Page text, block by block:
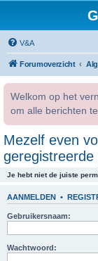
V&A
Forumoverzicht
Welkom op het
om alle berichten
Mezelf even
geregistreerde
Je hebt niet de juiste
AANMELDEN •
Gebruikersnaam:
Wachtwoord: